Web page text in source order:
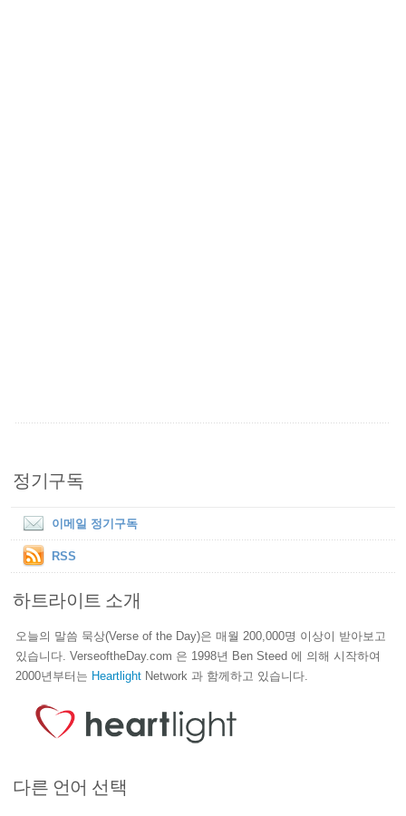
정기구독
이메일 정기구독
RSS
하트라이트 소개
오늘의 말씀 묵상(Verse of the Day)은 매월 200,000명 이상이 받아보고
있습니다. VerseoftheDay.com 은 1998년 Ben Steed 에 의해 시작하여
2000년부터는 Heartlight Network 과 함께하고 있습니다.
다른 언어 선택